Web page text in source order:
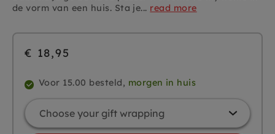
de vorm van een huis. Sta je... read more
€ 18,95
Voor 15.00 besteld, morgen in huis